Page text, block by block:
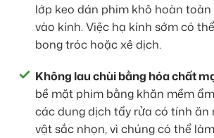
lớp keo dán phim khô hoàn
vào kính. Việc hạ kính sớm có
bong tróc hoặc xê dịch.
Không lau chùi bằng hóa chất
bề mặt phim bằng khăn mềm
các dung dịch tẩy rửa có tính ăn
vật sắc nhọn, vì chúng có thể